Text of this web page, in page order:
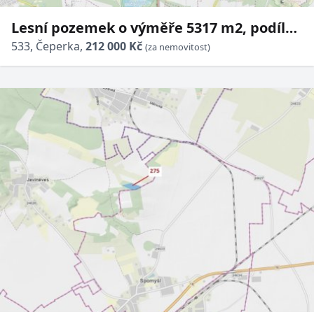
Lesní pozemek o výměře 5317 m2, podíl
1/1, katastrální území Čeperka, obec
Čeperka, obec s rozšířeno
533, Čeperka, 212 000 Kč (za nemovitost)